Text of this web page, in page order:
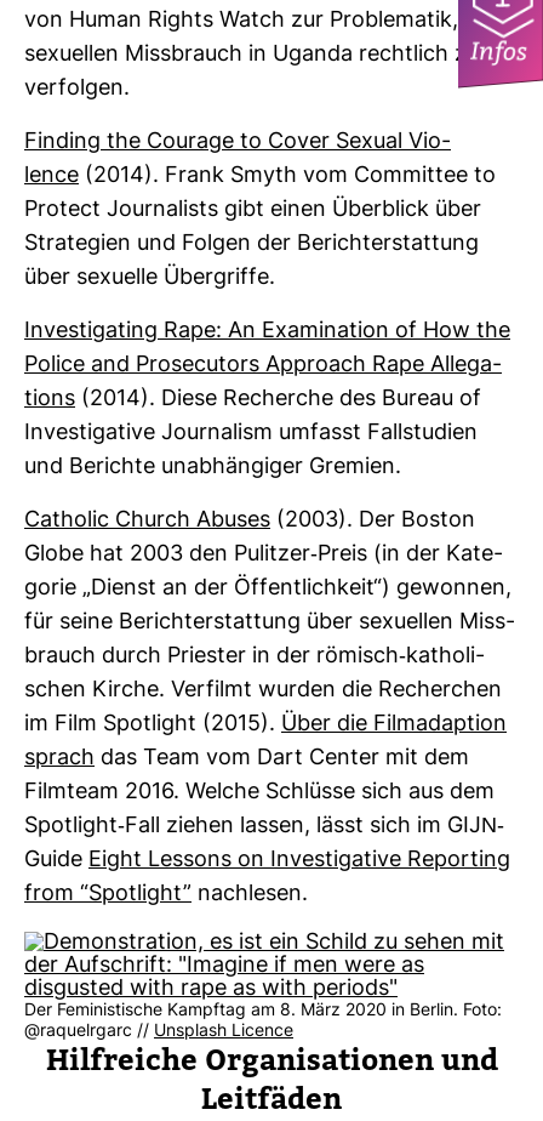
von Human Rights Watch zur Pro­ble­matik,
sexu­ellen Miss­brauch in Uganda recht­lich zu
ver­folgen.
Fin­ding the Cou­rage to Cover Sexual Vio­
lence (2014). Frank Smyth vom Com­mittee to
Pro­tect Jour­na­lists gibt einen Über­blick über
Stra­te­gien und Folgen der Bericht­erstat­tung
über sexu­elle Über­griffe.
Inves­ti­ga­ting Rape: An Exami­na­tion of How the
Police and Pro­se­cu­tors Approach Rape Alle­ga­
tions (2014). Diese Recherche des Bureau of
Inves­ti­ga­tive Jour­na­lism umfasst Fall­stu­dien
und Berichte unab­hän­giger Gre­mien.
Catholic Church Abuses (2003). Der Boston
Globe hat 2003 den Pulitzer-​Preis (in der Kate­
gorie „Dienst an der Öffent­lich­keit“) gewonnen,
für seine Bericht­erstat­tung über sexu­ellen Miss­
brauch durch Priester in der römisch-​katho­li­
schen Kirche. Ver­filmt wurden die Recher­chen
im Film Spot­light (2015). Über die Film­ad­ap­tion
sprach das Team vom Dart Center mit dem
Film­team 2016. Welche Schlüsse sich aus dem
Spot­light-​Fall ziehen lassen, lässt sich im GIJN-​
Guide Eight Les­sons on Inves­ti­ga­tive Repor­ting
from “Spot­light” nach­lesen.
Der Feministische Kampftag am 8. März 2020 in Berlin. Foto:
@raquelrgarc // Unsplash Licence
Hilf­reiche Orga­ni­sa­tionen und
Leit­fäden
Infos